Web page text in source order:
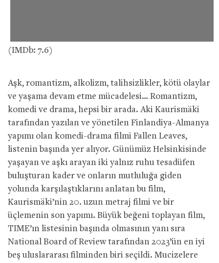
(IMDb: 7.6)
Aşk, romantizm, alkolizm, talihsizlikler, kötü olaylar
ve yaşama devam etme mücadelesi… Romantizm,
komedi ve drama, hepsi bir arada. Aki Kaurismäki
tarafından yazılan ve yönetilen Finlandiya-Almanya
yapımı olan komedi-drama filmi Fallen Leaves,
listenin başında yer alıyor. Günümüz Helsinkisinde
yaşayan ve aşkı arayan iki yalnız ruhu tesadüfen
buluşturan kader ve onların mutluluğa giden
yolunda karşılaştıklarını anlatan bu film,
Kaurismäki’nin 20. uzun metraj filmi ve bir
üçlemenin son yapımı. Büyük beğeni toplayan film,
TIME’ın listesinin başında olmasının yanı sıra
National Board of Review tarafından 2023’ün en iyi
beş uluslararası filminden biri seçildi. Mucizelere